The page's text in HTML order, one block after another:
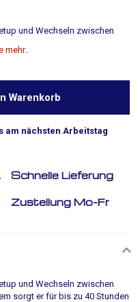
und Wechseln zwischen
mehr..
Warenkorb
am nächsten Arbeitstag
Schnelle Lieferung
Zustellung Mo-Fr
und Wechseln zwischen
sorgt er für bis zu 40 Stunden